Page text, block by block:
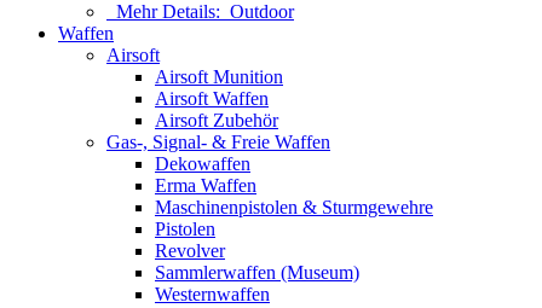
Mehr Details: Outdoor
Waffen
Airsoft
Airsoft Munition
Airsoft Waffen
Airsoft Zubehör
Gas-, Signal- & Freie Waffen
Dekowaffen
Erma Waffen
Maschinenpistolen & Sturmgewehre
Pistolen
Revolver
Sammlerwaffen (Museum)
Westernwaffen